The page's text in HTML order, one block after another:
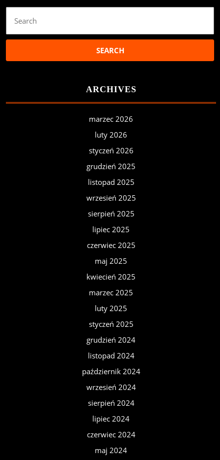
for:
ARCHIVES
marzec 2026
luty 2026
styczeń 2026
grudzień 2025
listopad 2025
wrzesień 2025
sierpień 2025
lipiec 2025
czerwiec 2025
maj 2025
kwiecień 2025
marzec 2025
luty 2025
styczeń 2025
grudzień 2024
listopad 2024
październik 2024
wrzesień 2024
sierpień 2024
lipiec 2024
czerwiec 2024
maj 2024